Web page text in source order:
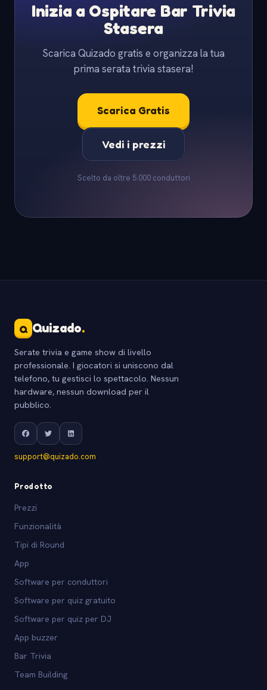
Inizia a Ospitare Bar Trivia
Stasera
Scarica Quizado gratis e organizza la tua
prima serata trivia stasera!
Scarica Gratis
Vedi i prezzi
Scelto da oltre 5.000 conduttori
Q Quizado.
Serate trivia e game show di livello
professionale. I giocatori si uniscono dal
telefono, tu gestisci lo spettacolo. Nessun
hardware, nessun download per il
pubblico.
support@quizado.com
Prodotto
Prezzi
Funzionalità
Tipi di Round
App
Software per conduttori
Software per quiz gratuito
Software per quiz per DJ
App buzzer
Bar Trivia
Team Building